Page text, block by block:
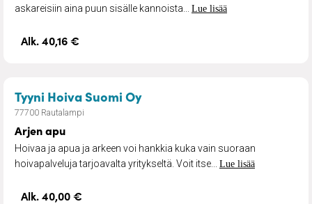
askareisiin aina puun sisälle kannoista... Lue lisää
Alk. 40,16 €
Tyyni Hoiva Suomi Oy– Arjen apu
77700 Rautalampi
Arjen apu
Hoivaa ja apua ja arkeen voi hankkia kuka vain suoraan
hoivapalveluja tarjoavalta yritykseltä. Voit itse... Lue lisää
Alk. 40,00 €